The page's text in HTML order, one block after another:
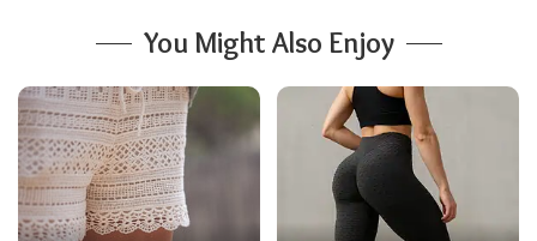
You Might Also Enjoy